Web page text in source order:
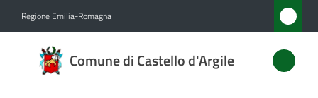
Regione Emilia-Romagna
Comune di Castello d'Argile
Comune
di